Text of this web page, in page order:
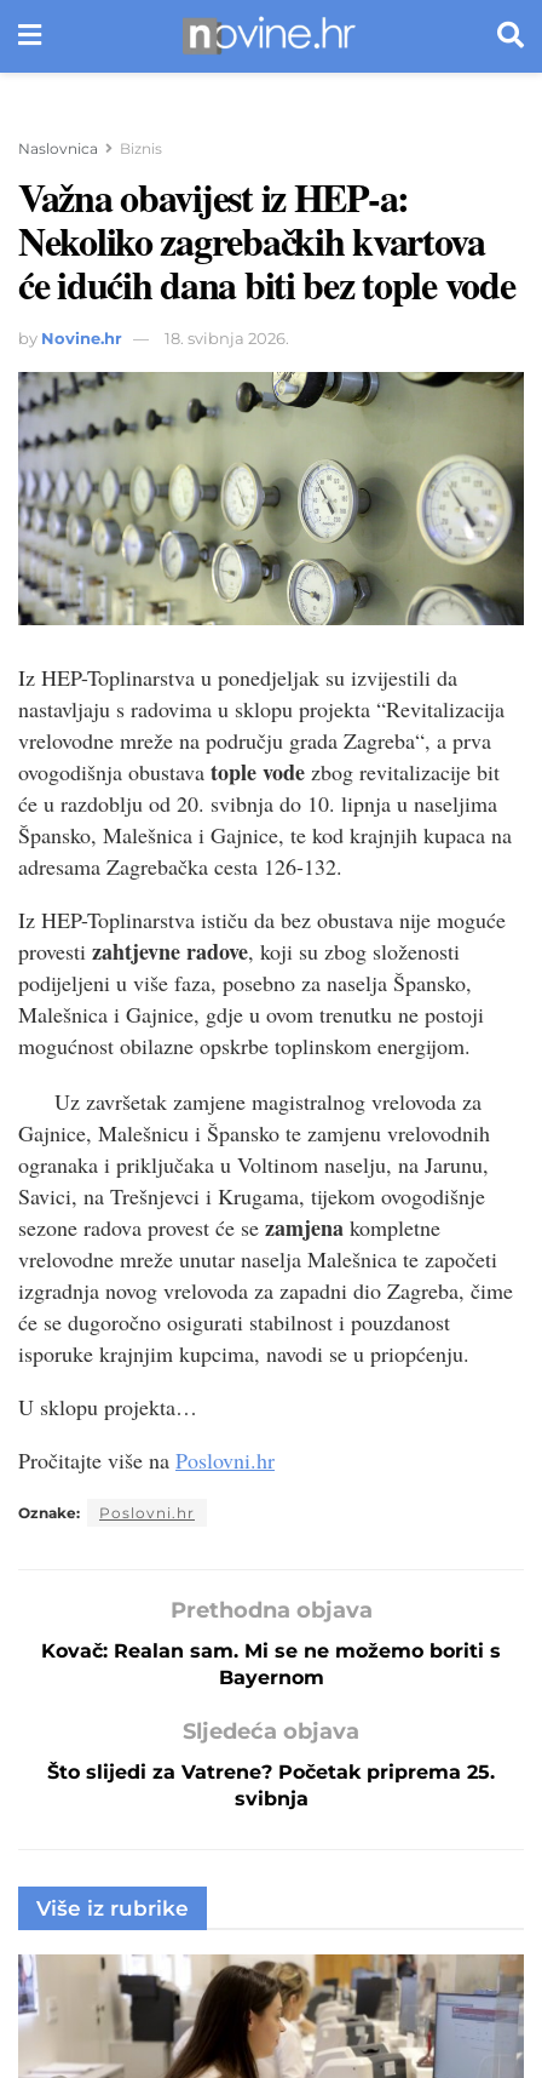
Naslovnica Biznis
Važna obavijest iz HEP-a:
Nekoliko zagrebačkih kvartova
će idućih dana biti bez tople vode
by Novine.hr 18. svibnja 2026.
Iz HEP-Toplinarstva u ponedjeljak su izvijestili da
nastavljaju s radovima u sklopu projekta “Revitalizacija
vrelovodne mreže na području grada Zagreba“, a prva
ovogodišnja obustava tople vode zbog revitalizacije bit
će u razdoblju od 20. svibnja do 10. lipnja u naseljima
Špansko, Malešnica i Gajnice, te kod krajnjih kupaca na
adresama Zagrebačka cesta 126-132.
Iz HEP-Toplinarstva ističu da bez obustava nije moguće
provesti zahtjevne radove, koji su zbog složenosti
podijeljeni u više faza, posebno za naselja Špansko,
Malešnica i Gajnice, gdje u ovom trenutku ne postoji
mogućnost obilazne opskrbe toplinskom energijom.
Uz završetak zamjene magistralnog vrelovoda za
Gajnice, Malešnicu i Špansko te zamjenu vrelovodnih
ogranaka i priključaka u Voltinom naselju, na Jarunu,
Savici, na Trešnjevci i Krugama, tijekom ovogodišnje
sezone radova provest će se zamjena kompletne
vrelovodne mreže unutar naselja Malešnica te započeti
izgradnja novog vrelovoda za zapadni dio Zagreba, čime
će se dugoročno osigurati stabilnost i pouzdanost
isporuke krajnjim kupcima, navodi se u priopćenju.
U sklopu projekta…
Pročitajte više na Poslovni.hr
Oznake: Poslovni.hr
Prethodna objava
Kovač: Realan sam. Mi se ne možemo boriti s
Bayernom
Sljedeća objava
Što slijedi za Vatrene? Početak priprema 25.
svibnja
Više iz rubrike